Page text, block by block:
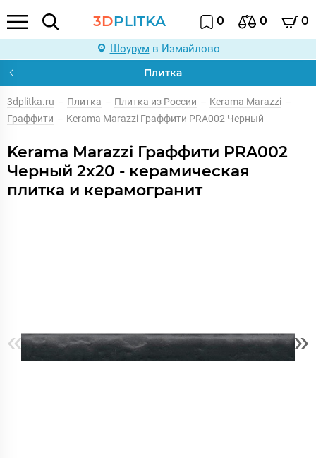
3DPLITKA 0 0 0
Шоурум в Измайлово
Плитка
3dplitka.ru – Плитка – Плитка из России – Kerama Marazzi –
Граффити – Kerama Marazzi Граффити PRA002 Черный
Kerama Marazzi Граффити PRA002
Черный 2x20 - керамическая
плитка и керамогранит
« »